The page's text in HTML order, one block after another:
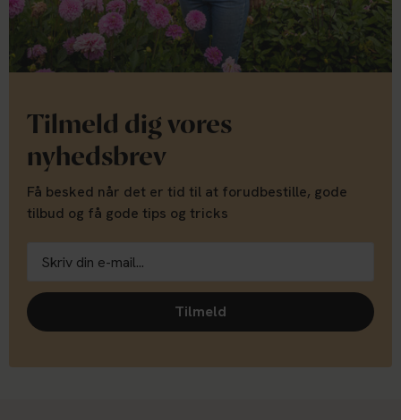
Tilmeld dig vores
nyhedsbrev
Få besked når det er tid til at forudbestille, gode
tilbud og få gode tips og tricks
Tilmeld